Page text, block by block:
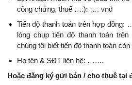
công chứng, thuế ….): …. vnđ
Tiến độ thanh toán trên hợp
lòng chụp tiến độ thanh toán
chúng tôi biết tiến độ thanh toán
Họ tên & SĐT liên hệ: …….
Hoặc đăng ký gửi bán / cho thuê tại